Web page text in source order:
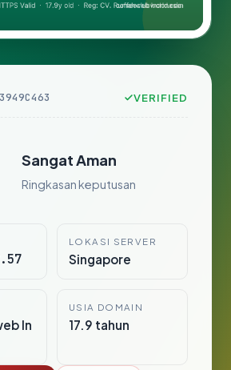
VERIFIED
Sangat Aman
Ringkasan keputusan
LOKASI SERVER
Singapore
In
USIA DOMAIN
17.9 tahun